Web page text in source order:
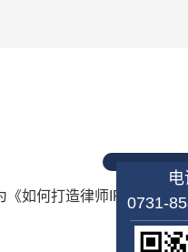
如何打造律师IP》的专
0731-